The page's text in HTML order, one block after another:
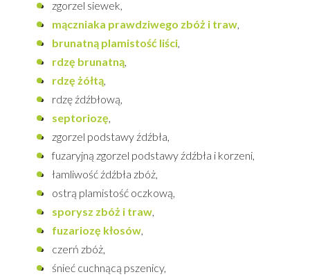
zgorzel siewek,
mączniaka prawdziwego zbóż i traw,
brunatną plamistość liści,
rdzę brunatną,
rdzę żółtą,
rdzę źdźbłową,
septoriozę,
zgorzel podstawy źdźbła,
fuzaryjną zgorzel podstawy źdźbła i korzeni,
łamliwość źdźbła zbóż,
ostrą plamistość oczkową,
sporysz zbóż i traw,
fuzariozę kłosów,
czerń zbóż,
śnieć cuchnącą pszenicy,